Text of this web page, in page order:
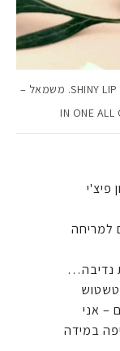
קיקו – קולקציית טוסקנה – מימין – SHINY LIP STYLO. משמאל –
פיצ'י
למריחה
נדיבה…
– אני
במידה